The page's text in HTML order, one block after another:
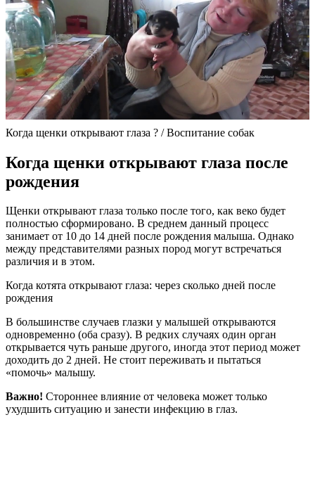
Когда щенки открывают глаза ? / Воспитание собак
Когда щенки открывают глаза после
рождения
Щенки открывают глаза только после того, как веко будет
полностью сформировано. В среднем данный процесс
занимает от 10 до 14 дней после рождения малыша. Однако
между представителями разных пород могут встречаться
различия и в этом.
Когда котята открывают глаза: через сколько дней после
рождения
В большинстве случаев глазки у малышей открываются
одновременно (оба сразу). В редких случаях один орган
открывается чуть раньше другого, иногда этот период может
доходить до 2 дней. Не стоит переживать и пытаться
«помочь» малышу.
Важно! Стороннее влияние от человека может только
ухудшить ситуацию и занести инфекцию в глаз.